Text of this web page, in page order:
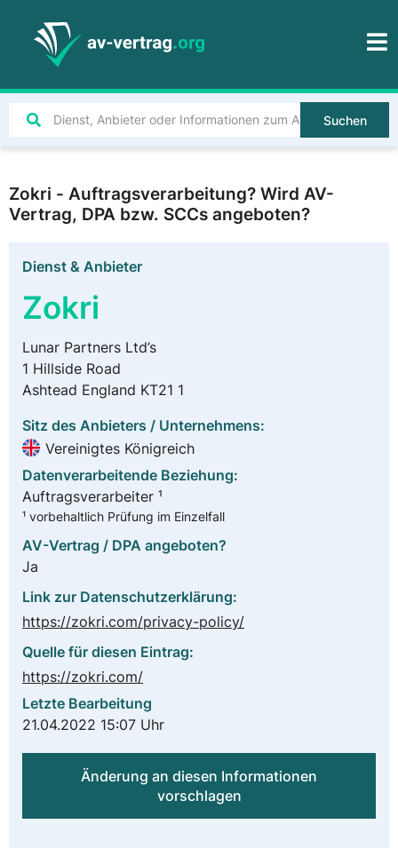
Suchen
Zokri - Auftragsverarbeitung? Wird AV-
Vertrag, DPA bzw. SCCs angeboten?
Dienst & Anbieter
Zokri
Lunar Partners Ltd’s
1 Hillside Road
Ashtead England KT21 1
Sitz des Anbieters / Unternehmens:
Vereinigtes Königreich
Datenverarbeitende Beziehung:
Auftragsverarbeiter ¹
¹ vorbehaltlich Prüfung im Einzelfall
AV-Vertrag / DPA angeboten?
Ja
Link zur Datenschutzerklärung:
https://zokri.com/privacy-policy/
Quelle für diesen Eintrag:
https://zokri.com/
Letzte Bearbeitung
21.04.2022 15:07 Uhr
Änderung an diesen Informationen
vorschlagen